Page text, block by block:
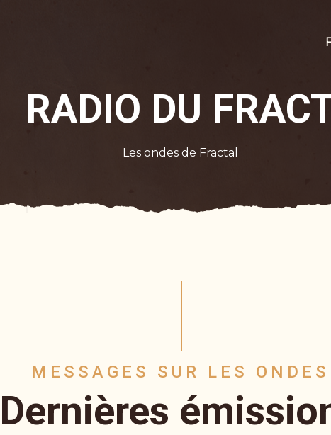
RADIO DU
Les ondes de Fractal
MESSAGES SUR LES ONDES
Dernières